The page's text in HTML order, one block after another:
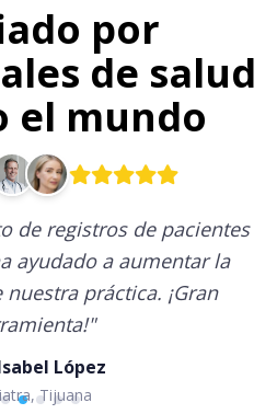
por
de salud
el mundo
de registros de pacientes
ayudado a aumentar la
práctica. ¡Gran
"
López
Tijuana